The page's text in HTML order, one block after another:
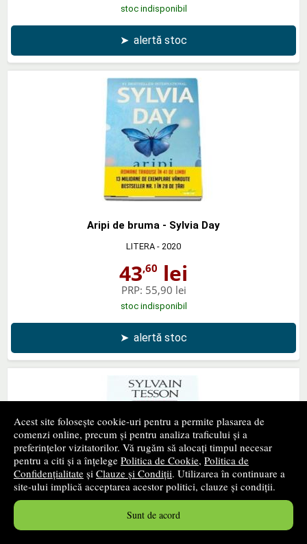
Acest site folosește cookie-uri pentru a permite plasarea de
comenzi online, precum și pentru analiza traficului și a
preferințelor vizitatorilor. Vă rugăm să alocați timpul necesar
pentru a citi și a înțelege Politica de Cookie, Politica de
Confidențialitate și Clauze și Condiții. Utilizarea în continuare a
site-ului implică acceptarea acestor politici, clauze și condiții.
Sunt de acord
stoc indisponibil
➤ alertă stoc
Aripi de bruma - Sylvia Day
LITERA - 2020
43,60 lei
PRP: 55,90 lei
stoc indisponibil
➤ alertă stoc
Berezina - Traducere de Nicolae Constantinescu